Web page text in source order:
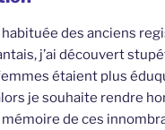
des anciens
j’ai découvert
étaient plus
je souhaite rendre
mémoire de ces